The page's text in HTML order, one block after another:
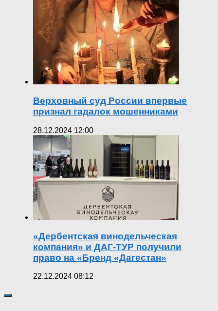
Верховный суд России впервые
признал гадалок мошенниками
28.12.2024 12:00
«Дербентская винодельческая
компания» и ДАГ-ТУР получили
право на «Бренд «Дагестан»
22.12.2024 08:12